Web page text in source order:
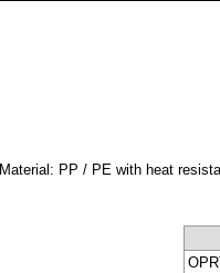
Material: PP / PE with heat